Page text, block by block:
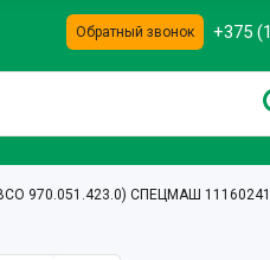
Обратный звонок +375
970.051.423.0) СПЕЦМАШ